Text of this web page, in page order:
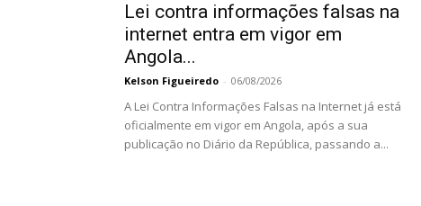
Lei contra informações falsas na
internet entra em vigor em
Angola...
Kelson Figueiredo - 06/08/2026
A Lei Contra Informações Falsas na Internet já está
oficialmente em vigor em Angola, após a sua
publicação no Diário da República, passando a...